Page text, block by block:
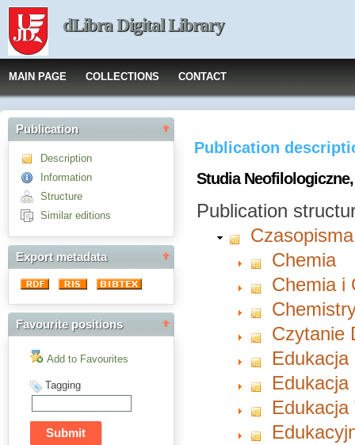
dLibra Digital Library
MAIN PAGE COLLECTIONS CONTACT
Publication
Description
Information
Structure
Similar editions
Export metadata
Favourite positions
Add to Favourites
Tagging
Publication
Studia Neofilologiczne,
Publication
Chemia
Chemia i
Czytanie